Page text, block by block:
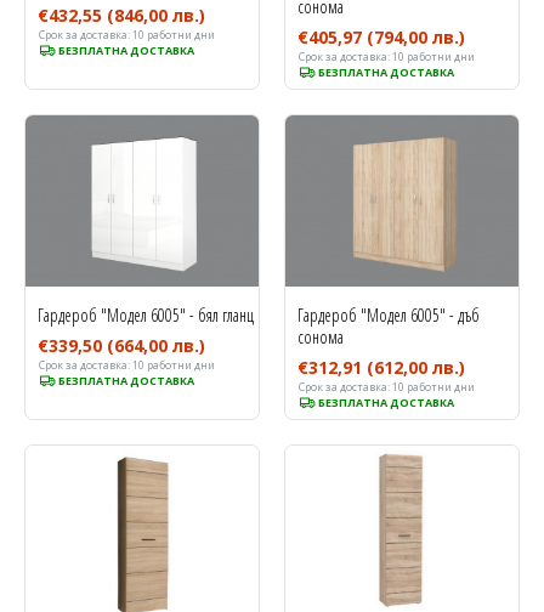
Срок за доставка:10 работни дни
БЕЗПЛАТНА ДОСТАВКА
€432,55 (846,00 лв.)
Срок за доставка:10 работни дни
БЕЗПЛАТНА ДОСТАВКА
сонома
€405,97 (794,00 лв.)
Срок за доставка:10 работни дни
БЕЗПЛАТНА ДОСТАВКА
Гардероб "Модел 6005" - бял гланц
€339,50 (664,00 лв.)
Срок за доставка:10 работни дни
БЕЗПЛАТНА ДОСТАВКА
Гардероб "Модел 6005" - дъб
сонома
€312,91 (612,00 лв.)